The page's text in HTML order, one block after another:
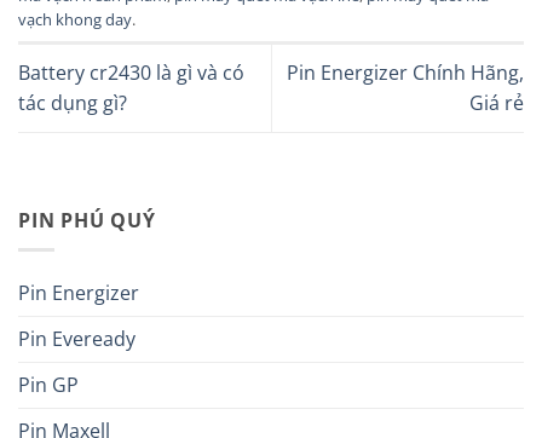
PIN PHÚ QUÝ
Pin Energizer
Pin Eveready
Pin GP
Pin Maxell
vạch khong day.
Battery cr2430 là gì và có
tác dụng gì?
Pin Energizer Chính Hãng,
Giá rẻ